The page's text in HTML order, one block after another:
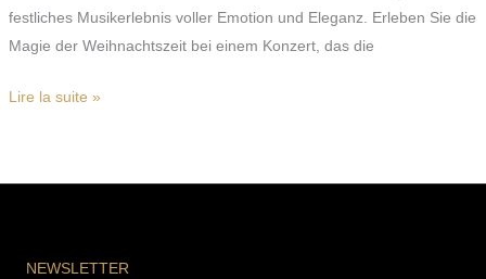
festliches Musikerlebnis voller Emotion und Eleganz. Erleben Sie die
Magie der Weihnachtszeit bei einem Konzert, das die
Lire la suite »
NEWSLETTER